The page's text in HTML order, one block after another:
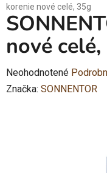
korenie nové celé, 35g
nové
Priemerné
hodnotenie
Neohodnotené
Značka: SONNENTOR